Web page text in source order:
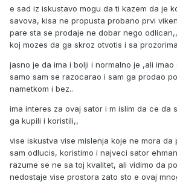
e sad iz iskustavo mogu da ti kazem da je
savova, kisa ne propusta probano prvi
pare sta se prodaje ne dobar nego
koj mozes da ga skroz otvotis i sa
jasno je da ima i bolji i normalno je ,ali imao
samo sam se razocarao i sam ga prodao
nametkom i bez..
ima interes za ovaj sator i m islim da ce da
ga kupili i koristili,,
vise iskustva vise mislenja koje ne mora da
sam odlucis, koristimo i najveci sator
razume se ne sa toj kvalitet, ali vidimo da
nedostaje vise prostora zato sto e ovaj